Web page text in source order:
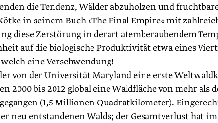
die Tendenz, Wälder abzuholzen und
in seinem Buch »The Final Empire« mit
diese Zerstörung in derart atemberaubendem
auf die biologische Produktivität etwa eines
eine Verschwendung!
von der Universität Maryland eine erste
2000 bis 2012 global eine Waldfläche von mehr als
(1,5 Millionen Quadratkilometer).
neu entstandenen Walds; der Gesamtverlust hat im